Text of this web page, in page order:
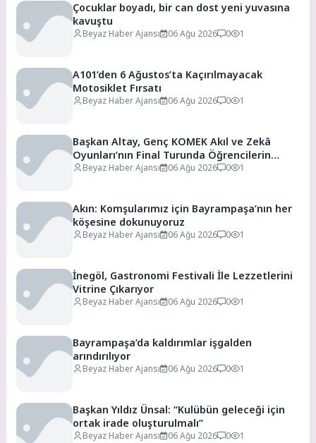
Çocuklar boyadı, bir can dost yeni yuvasına
kavuştu
Beyaz Haber Ajansı 06 Ağu 2026 0 1
A101’den 6 Ağustos’ta Kaçırılmayacak
Motosiklet Fırsatı
Beyaz Haber Ajansı 06 Ağu 2026 0 1
Başkan Altay, Genç KOMEK Akıl ve Zekâ
Oyunları’nın Final Turunda Öğrencilerin
Heyecanını Paylaştı
Beyaz Haber Ajansı 06 Ağu 2026 0 1
Akın: Komşularımız için Bayrampaşa’nın her
köşesine dokunuyoruz
Beyaz Haber Ajansı 06 Ağu 2026 0 1
İnegöl, Gastronomi Festivali İle Lezzetlerini
Vitrine Çıkarıyor
Beyaz Haber Ajansı 06 Ağu 2026 0 1
Bayrampaşa’da kaldırımlar işgalden
arındırılıyor
Beyaz Haber Ajansı 06 Ağu 2026 0 1
Başkan Yıldız Ünsal: “Kulübün geleceği için
ortak irade oluşturulmalı”
Beyaz Haber Ajansı 06 Ağu 2026 0 1